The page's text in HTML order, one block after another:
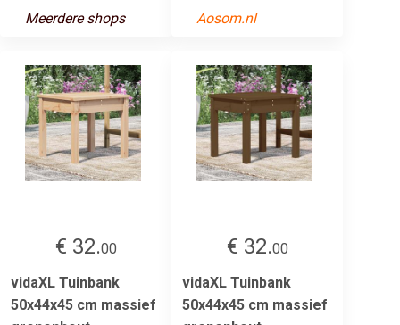
Meerdere shops Aosom.nl
€ 32.00
vidaXL Tuinbank
50x44x45 cm massief
€ 32.00
vidaXL Tuinbank
50x44x45 cm massief